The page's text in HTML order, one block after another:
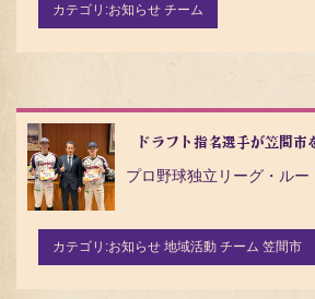
カテゴリ:お知らせ チーム
ドラフト指名選手が笠間市
カテゴリ:お知らせ 地域活動 チーム 笠間市